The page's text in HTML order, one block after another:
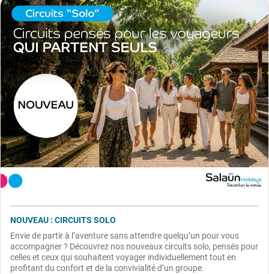
NOUVEAU : CIRCUITS SOLO
Envie de partir à l’aventure sans attendre quelqu’un pour vous
accompagner ? Découvrez nos nouveaux circuits solo, pensés pour
celles et ceux qui souhaitent voyager individuellement tout en
profitant du confort et de la convivialité d’un groupe.